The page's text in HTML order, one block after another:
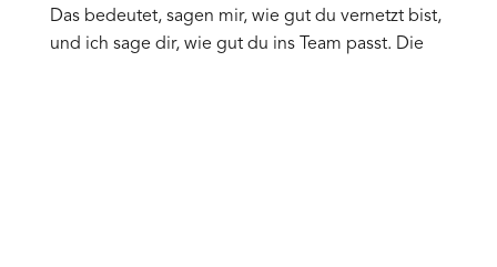
Das bedeutet, sagen mir, wie gut du vernetzt bist,
und ich sage dir, wie gut du ins Team passt. Die